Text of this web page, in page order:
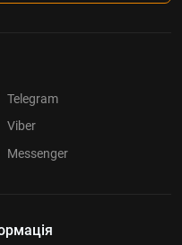
Telegram
Viber
Messenger